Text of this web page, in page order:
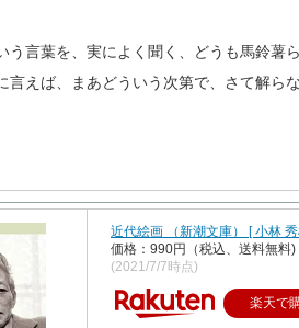
言葉を、実によく聞く、どうも馬鈴薯
えば、まあどういう次第で、さて解ら
近代絵画 （新潮文庫） [ 小林 秀
価格：990円（税込、送料無料)
(2021/7/7時点)
楽天で